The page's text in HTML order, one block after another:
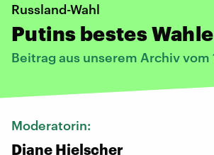
Russland-Wahl
Putins bestes
Beitrag aus unserem Archiv vom
Moderatorin:
Diane Hielscher